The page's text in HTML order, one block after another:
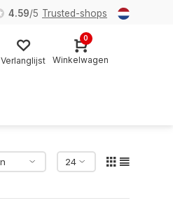
4.59/5 Trusted-shops
Verlanglijst
0
Winkelwagen